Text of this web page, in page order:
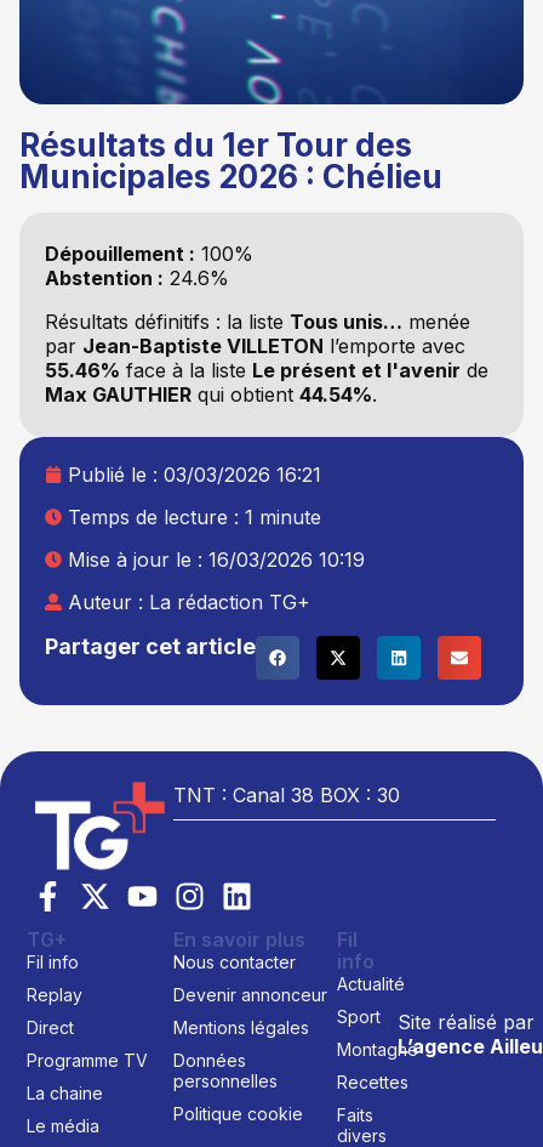
Résultats du 1er Tour des
Municipales 2026 : Chélieu
Dépouillement : 100%
Abstention : 24.6%
Résultats définitifs : la liste Tous unis… menée
par Jean-Baptiste VILLETON l’emporte avec
55.46% face à la liste Le présent et l'avenir de
Max GAUTHIERqui obtient 44.54%.
Partager cet article
Publié le : 03/03/2026 16:21
Temps de lecture : 1 minute
Mise à jour le : 16/03/2026 10:19
Auteur : La rédaction TG+
TNT : Canal 38 BOX : 30
Site réalisé par
L’agence
TG+
Fil info
Replay
Direct
Programme TV
La chaine
Le média
En savoir plus
Nous contacter
Devenir annonceur
Mentions légales
Données
personnelles
Politique cookie
Fil
info
Actualité
Sport
Montagne
Recettes
Faits
divers